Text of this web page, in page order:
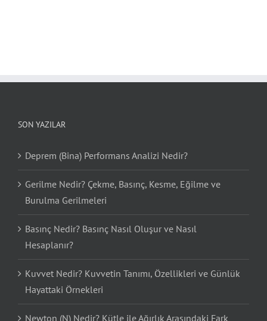
SON YAZILAR
Deprem (Bina) Performans Analizi Nedir?
Gerilme Nedir? Çekme, Basınç, Kesme, Eğilme ve
Burulma Gerilmeleri
Basınç Nedir? Basınç Nasıl Oluşur ve Nasıl
Hesaplanır?
Kuvvet Nedir? Kuvvetin Tanımı, Özellikleri ve Günlük
Hayattaki Örnekleri